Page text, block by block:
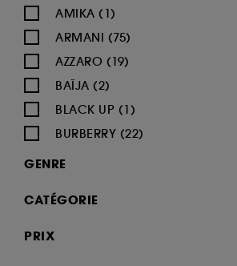
AMIKA (1)
ARMANI (75)
AZZARO (19)
BAÏJA (2)
BLACK UP (1)
BURBERRY (22)
BVLGARI (12)
CACHAREL (24)
GENRE
Femme (1379)
Mixte (493)
CATÉGORIE
Parfum
PRIX